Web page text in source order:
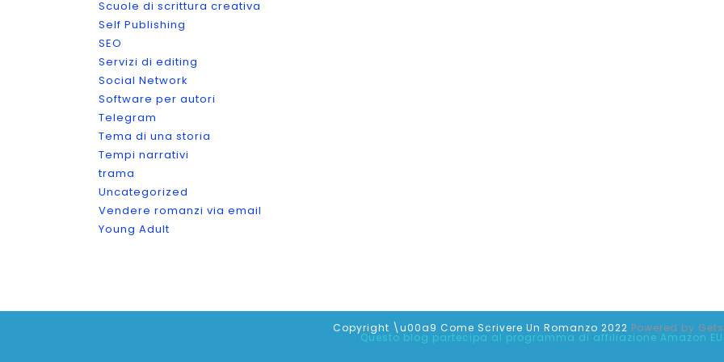
Scuole di scrittura creativa
Self Publishing
SEO
Servizi di editing
Social Network
Software per autori
Telegram
Tema di una storia
Tempi narrativi
trama
Uncategorized
Vendere romanzi via email
Young Adult
Copyright \u00a9 Come Scrivere Un Romanzo 2022 Powered by
Questo blog partecipa al programma di affiliazione Amazon